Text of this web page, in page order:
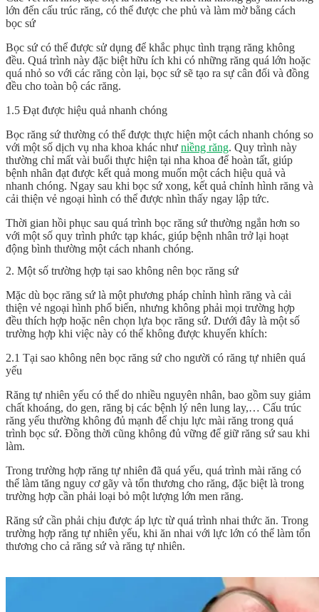
lớn đến cấu trúc răng, có thể được che phủ và làm mờ bằng cách
bọc sứ
Bọc sứ có thể được sử dụng để khắc phục tình trạng răng không
đều. Quá trình này đặc biệt hữu ích khi có những răng quá lớn hoặc
quá nhỏ so với các răng còn lại, bọc sứ sẽ tạo ra sự cân đối và đồng
đều cho toàn bộ các răng.
1.5 Đạt được hiệu quả nhanh chóng
Bọc răng sứ thường có thể được thực hiện một cách nhanh chóng so
với một số dịch vụ nha khoa khác như niềng răng. Quy trình này
thường chỉ mất vài buổi thực hiện tại nha khoa để hoàn tất, giúp
bệnh nhân đạt được kết quả mong muốn một cách hiệu quả và
nhanh chóng. Ngay sau khi bọc sứ xong, kết quả chỉnh hình răng và
cải thiện vẻ ngoại hình có thể được nhìn thấy ngay lập tức.
Thời gian hồi phục sau quá trình bọc răng sứ thường ngắn hơn so
với một số quy trình phức tạp khác, giúp bệnh nhân trở lại hoạt
động bình thường một cách nhanh chóng.
2. Một số trường hợp tại sao không nên bọc răng sứ
Mặc dù bọc răng sứ là một phương pháp chỉnh hình răng và cải
thiện vẻ ngoại hình phổ biến, nhưng không phải mọi trường hợp
đều thích hợp hoặc nên chọn lựa bọc răng sứ. Dưới đây là một số
trường hợp khi việc này có thể không được khuyến khích:
2.1 Tại sao không nên bọc răng sứ cho người có răng tự nhiên quá
yếu
Răng tự nhiên yếu có thể do nhiều nguyên nhân, bao gồm suy giảm
chất khoáng, do gen, răng bị các bệnh lý nên lung lay,… Cấu trúc
răng yếu thường không đủ mạnh để chịu lực mài răng trong quá
trình bọc sứ. Đồng thời cũng không đủ vững để giữ răng sứ sau khi
làm.
Trong trường hợp răng tự nhiên đã quá yếu, quá trình mài răng có
thể làm tăng nguy cơ gãy và tổn thương cho răng, đặc biệt là trong
trường hợp cần phải loại bỏ một lượng lớn men răng.
Răng sứ cần phải chịu được áp lực từ quá trình nhai thức ăn. Trong
trường hợp răng tự nhiên yếu, khi ăn nhai với lực lớn có thể làm tổn
thương cho cả răng sứ và răng tự nhiên.